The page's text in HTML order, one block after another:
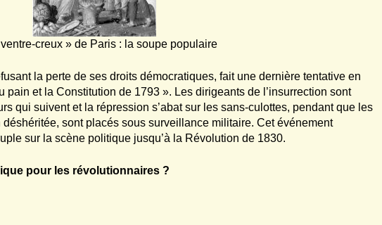
ventre-creux » de Paris : la soupe populaire
la perte de ses droits démocratiques, fait une dernière tentative en
pain et la Constitution de 1793 ». Les dirigeants de l’insurrection sont
qui suivent et la répression s’abat sur les sans-culottes, pendant que les
sont placés sous surveillance militaire. Cet événement
sur la scène politique jusqu’à la Révolution de 1830.
pour les révolutionnaires ?